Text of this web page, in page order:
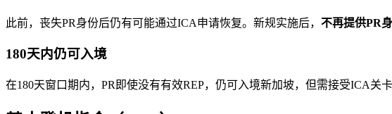
此前，丧失PR身份后仍有可能通过ICA申请恢复。新规实施后， 不再提供PR
180天内仍可入境
在180天窗口期内，PR即使没有有效REP，仍可入境新加坡，但需接受ICA关卡